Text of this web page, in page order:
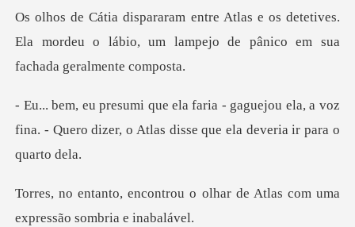
s detetives.
Ela mordeu o lábio, um lampejo
ejou ela, a voz
fina. - Quero dizer, o Atlas
u o olhar de Atlas com uma
e